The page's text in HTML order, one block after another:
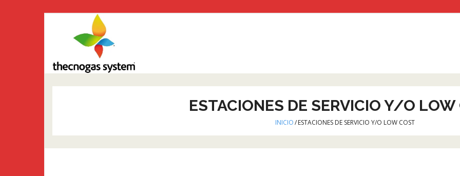
contenido
INICIO
ESTACIONES DE SERVICIO Y/O LOW
INICIO/ESTACIONES DE SERVICIO Y/O LOW COST